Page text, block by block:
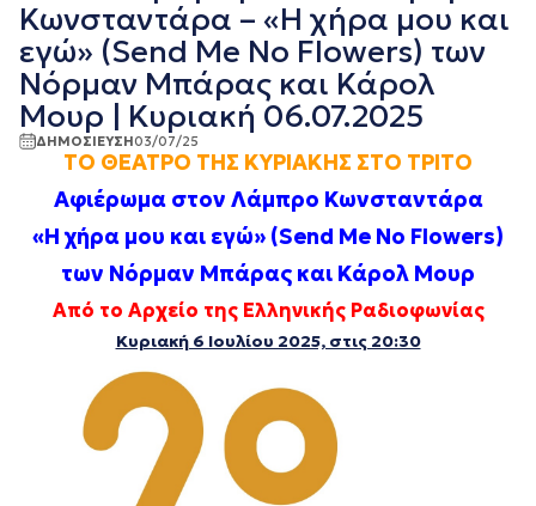
Κωνσταντάρα – «Η χήρα μου και
εγώ» (Send Me No Flowers) των
Νόρμαν Μπάρας και Κάρολ
Μουρ | Κυριακή 06.07.2025
ΔΗΜΟΣΙΕΥΣΗ03/07/25
ΤΟ ΘΕΑΤΡΟ ΤΗΣ ΚΥΡΙΑΚΗΣ ΣΤΟ ΤΡΙΤΟ
Αφιέρωμα στον Λάμπρο Κωνσταντάρα
«Η χήρα μου και εγώ» (Send Me No Flowers)
των Νόρμαν Μπάρας και Κάρολ Μουρ
Από το Αρχείο της Ελληνικής Ραδιοφωνίας
Κυριακή 6 Ιουλίου 2025, στις 20:30